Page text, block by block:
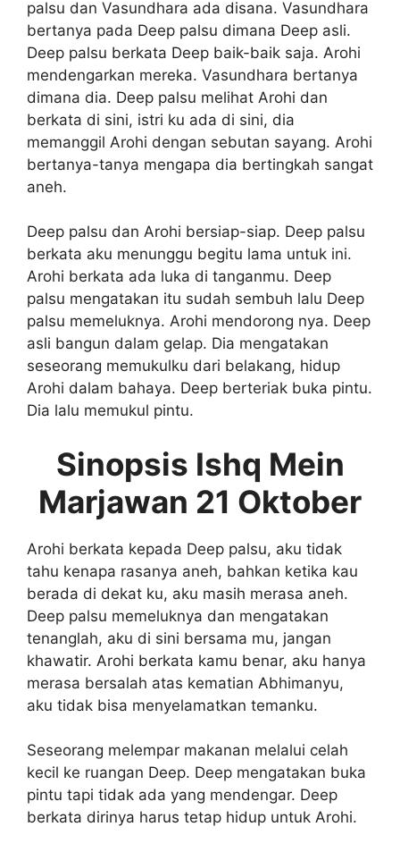
palsu dan Vasundhara ada disana. Vasundhara
bertanya pada Deep palsu dimana Deep asli.
Deep palsu berkata Deep baik-baik saja. Arohi
mendengarkan mereka. Vasundhara bertanya
dimana dia. Deep palsu melihat Arohi dan
berkata di sini, istri ku ada di sini, dia
memanggil Arohi dengan sebutan sayang. Arohi
bertanya-tanya mengapa dia bertingkah sangat
aneh.
Deep palsu dan Arohi bersiap-siap. Deep palsu
berkata aku menunggu begitu lama untuk ini.
Arohi berkata ada luka di tanganmu. Deep
palsu mengatakan itu sudah sembuh lalu Deep
palsu memeluknya. Arohi mendorong nya. Deep
asli bangun dalam gelap. Dia mengatakan
seseorang memukulku dari belakang, hidup
Arohi dalam bahaya. Deep berteriak buka pintu.
Dia lalu memukul pintu.
Sinopsis Ishq Mein
Marjawan 21 Oktober
Arohi berkata kepada Deep palsu, aku tidak
tahu kenapa rasanya aneh, bahkan ketika kau
berada di dekat ku, aku masih merasa aneh.
Deep palsu memeluknya dan mengatakan
tenanglah, aku di sini bersama mu, jangan
khawatir. Arohi berkata kamu benar, aku hanya
merasa bersalah atas kematian Abhimanyu,
aku tidak bisa menyelamatkan temanku.
Seseorang melempar makanan melalui celah
kecil ke ruangan Deep. Deep mengatakan buka
pintu tapi tidak ada yang mendengar. Deep
berkata dirinya harus tetap hidup untuk Arohi.